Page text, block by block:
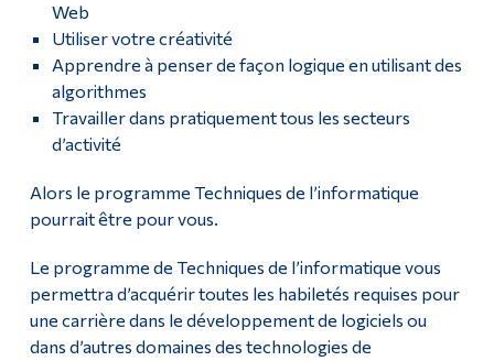
Web
Utiliser votre créativité
Apprendre à penser de façon logique en utilisant des
algorithmes
Travailler dans pratiquement tous les secteurs
d’activité
Alors le programme Techniques de l’informatique
pourrait être pour vous.
Le programme de Techniques de l’informatique vous
permettra d’acquérir toutes les habiletés requises pour
une carrière dans le développement de logiciels ou
dans d’autres domaines des technologies de